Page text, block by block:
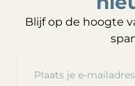
Blijf op de hoogte